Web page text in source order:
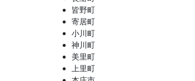
皆野町
寄居町
小川町
神川町
美里町
上里町